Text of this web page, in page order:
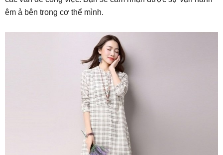
êm ả bên trong cơ thể mình.